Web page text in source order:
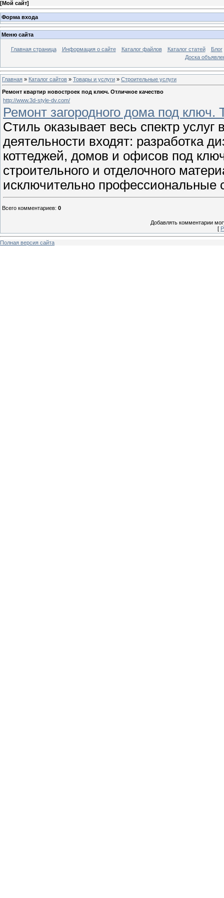
[Мой сайт]
Форма входа
Меню сайта
Главная страница Информация о сайте Каталог файлов Каталог статей
Блог
Доска
Главная » Каталог сайтов » Товары и услуги » Строительные услуги
Ремонт квартир новостроек под ключ. Отличное качество
http://www.3d-style-dv.com/
Ремонт загородного дома под ключ.
Cтиль оказывает весь спектр
деятельности входят: разработка
коттеджей, домов и офисов под
строительного и отделочного
исключительно профессиональные
Всего комментариев: 0
Добавлять комментарии
[
Полная версия сайта